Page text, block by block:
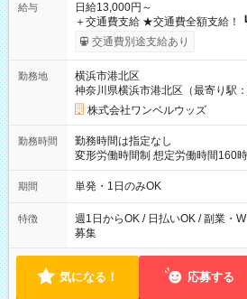
給与
日給13,000円～
＋交通費支給 ★交通費全額支給！ ┗案件により規定あり ★日払
いOK！（規定あり） ┗働いたその
ンビニATMから 日払い分を引き落とせます！
交通費別途支給あり
勤務地
横浜市港北区
神奈川県横浜市港北区（最寄り駅：
株式会社ワンベルウッズ
勤務時間
勤務時間は指定なし
変形労働時間制 想定労働時間160時間/月 【シフト例】
～21：00
期間 単発・1日のみOK
特徴
週1日からOK / 日払いOK / 副業・
募集
気になる！ 応募する